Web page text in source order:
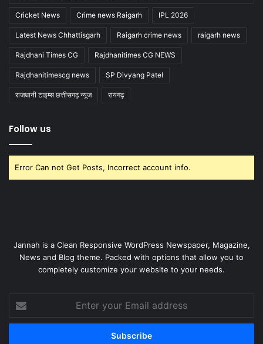
Cricket News Crime news Raigarh IPL 2026
Latest News Chhattisgarh Raigarh crime news raigarh news
Rajdhani Times CG Rajdhanitimes CG NEWS
Rajdhanitimescg news SP Divyang Patel
राजधानी टाइम्स छत्तीसगढ़ न्यूज रायगढ़
Follow us
Error Can not Get Posts, Incorrect account info.
Jannah is a Clean Responsive WordPress Newspaper, Magazine,
News and Blog theme. Packed with options that allow you to
completely customize your website to your needs.
your
Email